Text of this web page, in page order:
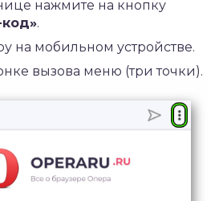
нажмите на кнопку
код».
на мобильном устройстве.
вызова меню (три точки).